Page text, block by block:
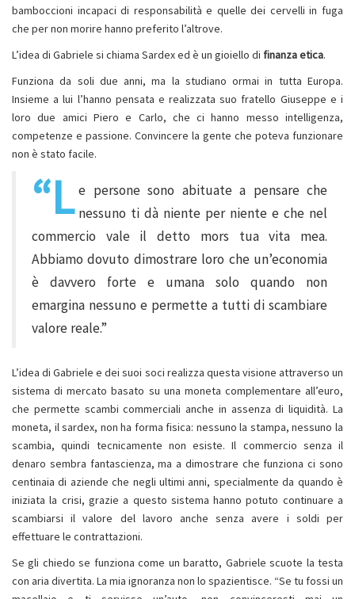
bamboccioni incapaci di responsabilità e quelle dei cervelli in fuga
che per non morire hanno preferito l’altrove.
L’idea di Gabriele si chiama Sardex ed è un gioiello di finanza etica.
Funziona da soli due anni, ma la studiano ormai in tutta Europa.
Insieme a lui l’hanno pensata e realizzata suo fratello Giuseppe e i
loro due amici Piero e Carlo, che ci hanno messo intelligenza,
competenze e passione. Convincere la gente che poteva funzionare
non è stato facile.
“L e persone sono abituate a pensare che
nessuno ti dà niente per niente e che nel
commercio vale il detto mors tua vita mea.
Abbiamo dovuto dimostrare loro che un’economia
è davvero forte e umana solo quando non
emargina nessuno e permette a tutti di scambiare
valore reale.”
L’idea di Gabriele e dei suoi soci realizza questa visione attraverso un
sistema di mercato basato su una moneta complementare all’euro,
che permette scambi commerciali anche in assenza di liquidità. La
moneta, il sardex, non ha forma fisica: nessuno la stampa, nessuno la
scambia, quindi tecnicamente non esiste. Il commercio senza il
denaro sembra fantascienza, ma a dimostrare che funziona ci sono
centinaia di aziende che negli ultimi anni, specialmente da quando è
iniziata la crisi, grazie a questo sistema hanno potuto continuare a
scambiarsi il valore del lavoro anche senza avere i soldi per
effettuare le contrattazioni.
Se gli chiedo se funziona come un baratto, Gabriele scuote la testa
con aria divertita. La mia ignoranza non lo spazientisce. “Se tu fossi un